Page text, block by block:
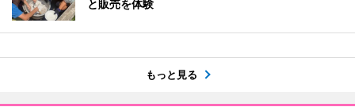
と販売を体験
もっと見る